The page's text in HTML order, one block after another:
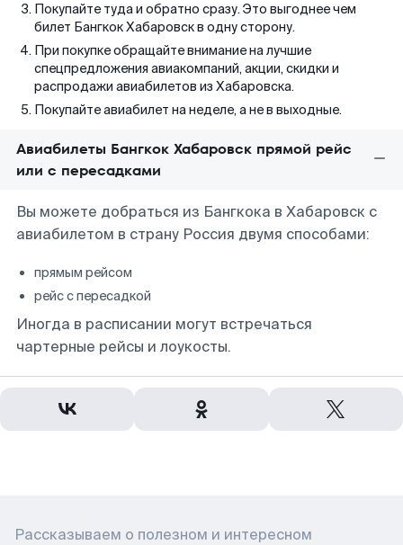
Покупайте туда и обратно сразу. Это выгоднее чем
билет Бангкок Хабаровск в одну сторону.
При покупке обращайте внимание на лучшие
спецпредложения авиакомпаний, акции, скидки и
распродажи авиабилетов из Хабаровска.
Покупайте авиабилет на неделе, а не в выходные.
Авиабилеты Бангкок Хабаровск прямой рейс
или с пересадками
Вы можете добраться из Бангкока в Хабаровск с
авиабилетом в страну Россия двумя способами:
прямым рейсом
рейс с пересадкой
Иногда в расписании могут встречаться
чартерные рейсы и лоукосты.
Рассказываем о полезном и интересном